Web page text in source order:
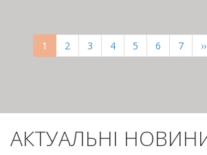
СТОРІНКИПоточна
сторінка
1 Page
2 Page
3 Page
4 Page
5 Page
6 Page
7 ››
АКТУАЛЬНІ